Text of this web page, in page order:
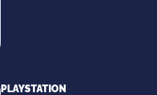
PLAYSTATION